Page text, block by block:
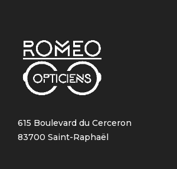
615 Boulevard du Cerceron
83700 Saint-Raphaël